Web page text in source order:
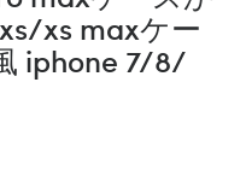
xs maxケー
iphone 7/8/